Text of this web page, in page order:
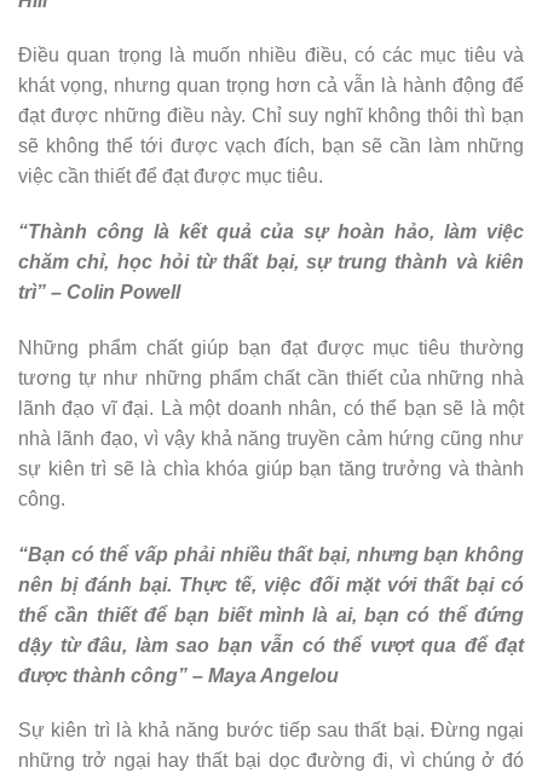
Điều quan trọng là muốn nhiều điều, có các mục tiêu và
khát vọng, nhưng quan trọng hơn cả vẫn là hành động để
đạt được những điều này. Chỉ suy nghĩ không thôi thì bạn
sẽ không thể tới được vạch đích, bạn sẽ cần làm những
việc cần thiết để đạt được mục tiêu.
“Thành công là kết quả của sự hoàn hảo, làm việc
chăm chỉ, học hỏi từ thất bại, sự trung thành và kiên
trì” – Colin Powell
Những phẩm chất giúp bạn đạt được mục tiêu thường
tương tự như những phẩm chất cần thiết của những nhà
lãnh đạo vĩ đại. Là một doanh nhân, có thể bạn sẽ là một
nhà lãnh đạo, vì vậy khả năng truyền cảm hứng cũng như
sự kiên trì sẽ là chìa khóa giúp bạn tăng trưởng và thành
công.
“Bạn có thể vấp phải nhiều thất bại, nhưng bạn không
nên bị đánh bại. Thực tế, việc đối mặt với thất bại có
thể cần thiết để bạn biết mình là ai, bạn có thể đứng
dậy từ đâu, làm sao bạn vẫn có thể vượt qua để đạt
được thành công” – Maya Angelou
Sự kiên trì là khả năng bước tiếp sau thất bại. Đừng ngại
những trở ngại hay thất bại dọc đường đi, vì chúng ở đó